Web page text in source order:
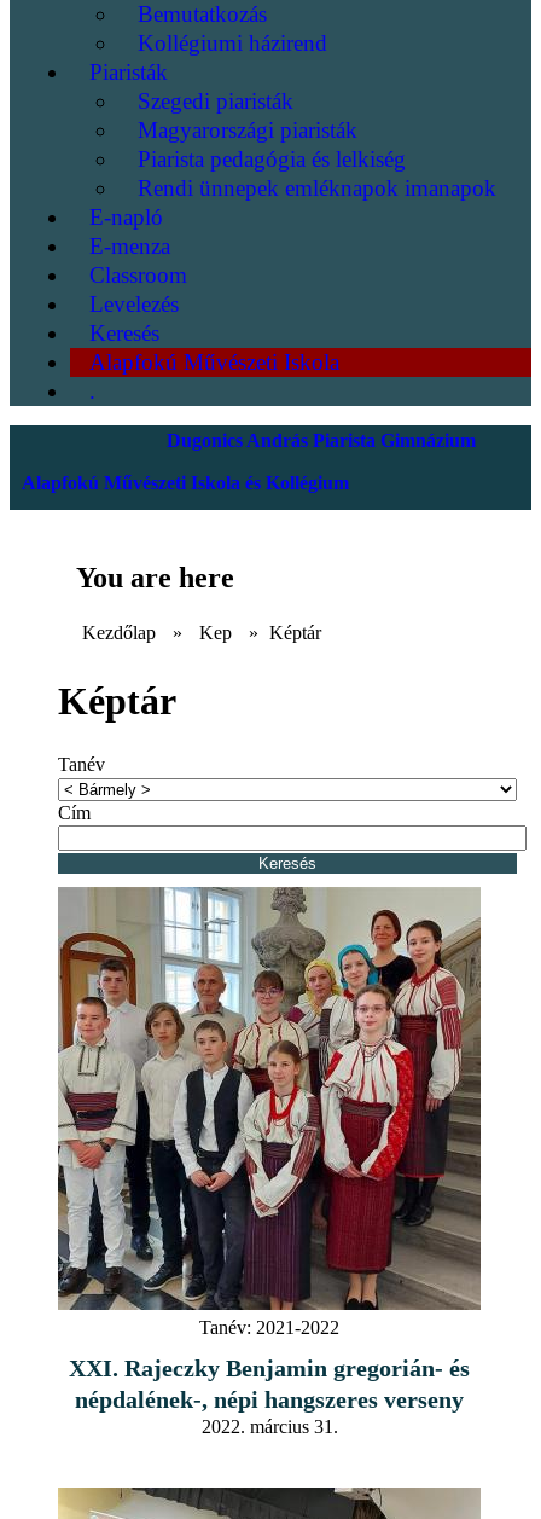
Bemutatkozás
Kollégiumi házirend
Piaristák
Szegedi piaristák
Magyarországi piaristák
Piarista pedagógia és lelkiség
Rendi ünnepek emléknapok imanapok
E-napló
E-menza
Classroom
Levelezés
Keresés
Alapfokú Művészeti Iskola
.
Dugonics András Piarista Gimnázium
Alapfokú Művészeti Iskola és Kollégium
You are here
Kezdőlap » Kep » Képtár
Képtár
Tanév
Cím
Tanév: 2021-2022
XXI. Rajeczky Benjamin gregorián- és
népdalének-, népi hangszeres verseny
2022. március 31.